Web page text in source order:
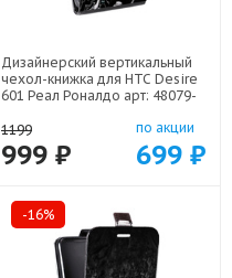
Дизайнерский вертикальный
чехол-книжка для HTC Desire
601 Реал Роналдо арт: 48079-
1199
999 ₽
по акции
699 ₽
-16%